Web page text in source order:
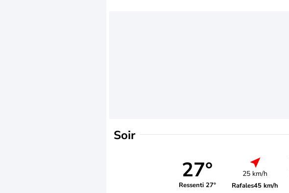
Soir
27°
Ressenti 27°
25 km/h
Rafales45 km/h